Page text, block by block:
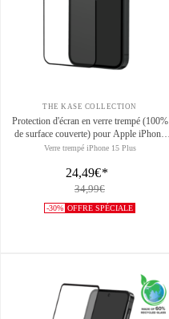
THE KASE COLLECTION
Protection d'écran en verre trempé (100%
de surface couverte) pour Apple iPhone
15 Plus, Noir
Verre trempé iPhone 15 Plus
24,49€*
34,99€
-30% OFFRE SPÉCIALE